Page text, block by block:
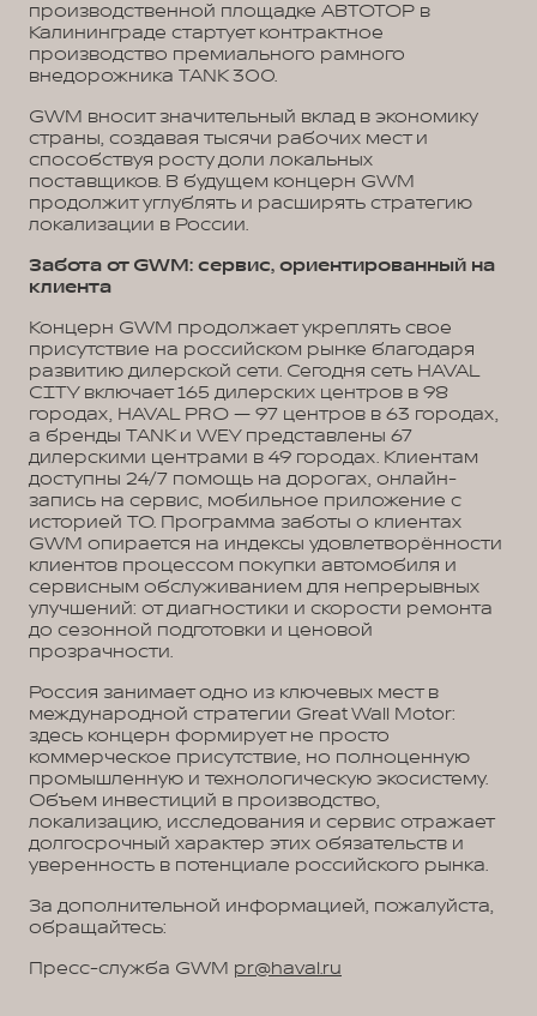
производственной площадке АВТОТОР в
Калининграде стартует контрактное
производство премиального рамного
внедорожника TANK 300.
GWM вносит значительный вклад в экономику
страны, создавая тысячи рабочих мест и
способствуя росту доли локальных
поставщиков. В будущем концерн GWM
продолжит углублять и расширять стратегию
локализации в России.
Забота от GWM: сервис, ориентированный на
клиента
Концерн GWM продолжает укреплять свое
присутствие на российском рынке благодаря
развитию дилерской сети. Сегодня сеть HAVAL
CITY включает 165 дилерских центров в 98
городах, HAVAL PRO — 97 центров в 63 городах,
а бренды TANK и WEY представлены 67
дилерскими центрами в 49 городах. Клиентам
доступны 24/7 помощь на дорогах, онлайн-
запись на сервис, мобильное приложение с
историей ТО. Программа заботы о клиентах
GWM опирается на индексы удовлетворённости
клиентов процессом покупки автомобиля и
сервисным обслуживанием для непрерывных
улучшений: от диагностики и скорости ремонта
до сезонной подготовки и ценовой
прозрачности.
Россия занимает одно из ключевых мест в
международной стратегии Great Wall Motor:
здесь концерн формирует не просто
коммерческое присутствие, но полноценную
промышленную и технологическую экосистему.
Объем инвестиций в производство,
локализацию, исследования и сервис отражает
долгосрочный характер этих обязательств и
уверенность в потенциале российского рынка.
За дополнительной информацией, пожалуйста,
обращайтесь:
Пресс-служба GWM pr@haval.ru